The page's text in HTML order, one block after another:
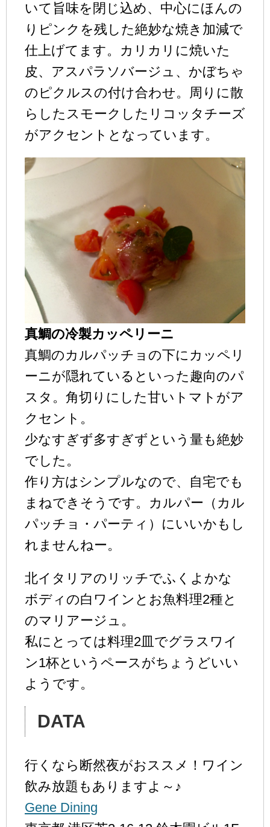
いて旨味を閉じ込め、中心にほんの
りピンクを残した絶妙な焼き加減で
仕上げてます。カリカリに焼いた
皮、アスパラソバージュ、かぼちゃ
のピクルスの付け合わせ。周りに散
らしたスモークしたリコッタチーズ
がアクセントとなっています。
真鯛の冷製カッペリーニ
真鯛のカルパッチョの下にカッペリ
ーニが隠れているといった趣向のパ
スタ。角切りにした甘いトマトがア
クセント。
少なすぎず多すぎずという量も絶妙
でした。
作り方はシンプルなので、自宅でも
まねできそうです。カルパー（カル
パッチョ・パーティ）にいいかもし
れませんねー。
北イタリアのリッチでふくよかな
ボディの白ワインとお魚料理2種と
のマリアージュ。
私にとっては料理2皿でグラスワイ
ン1杯というペースがちょうどいい
ようです。
DATA
行くなら断然夜がおススメ！ワイン
飲み放題もありますよ～♪
Gene Dining